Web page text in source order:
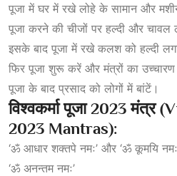
पूजा में घर में रखे लोहे के सामान और
पूजा करने की चीजों पर हल्दी और चावल
इसके बाद पूजा में रखे कलश को हल्दी
फिर पूजा शुरू करें और मंत्रों का
पूजा के बाद प्रसाद को लोगों में बांटें।
विश्वकर्मापूजा 2023मंत्र
2023 Mantras):
‘ॐ आधार शक्तपे नमः’ और ‘ॐ कूमयि
‘ॐ अनन्तम नमः’